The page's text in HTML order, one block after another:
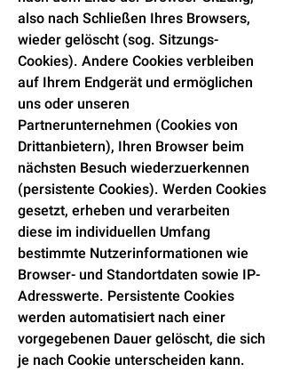
also nach Schließen Ihres Browsers,
wieder gelöscht (sog. Sitzungs-
Cookies). Andere Cookies verbleiben
auf Ihrem Endgerät und ermöglichen
uns oder unseren
Partnerunternehmen (Cookies von
Drittanbietern), Ihren Browser beim
nächsten Besuch wiederzuerkennen
(persistente Cookies). Werden Cookies
gesetzt, erheben und verarbeiten
diese im individuellen Umfang
bestimmte Nutzerinformationen wie
Browser- und Standortdaten sowie IP-
Adresswerte. Persistente Cookies
werden automatisiert nach einer
vorgegebenen Dauer gelöscht, die sich
je nach Cookie unterscheiden kann.